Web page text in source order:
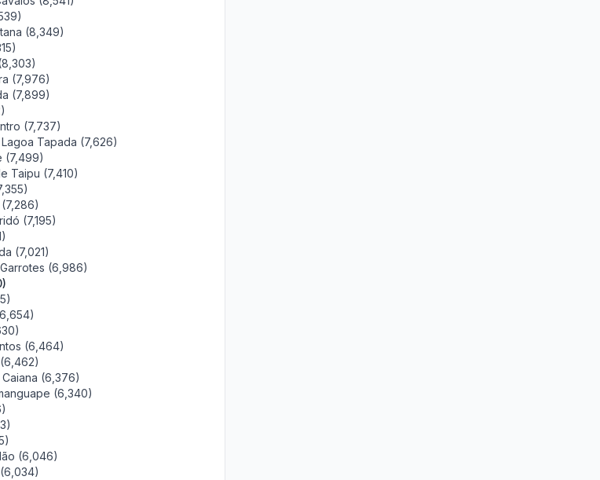
(8,349)
(7,976)
(7,899)
(7,737)
Tapada (7,626)
(7,499)
Taipu (7,410)
(7,195)
(7,021)
(6,986)
(6,464)
(6,376)
(6,340)
(6,046)